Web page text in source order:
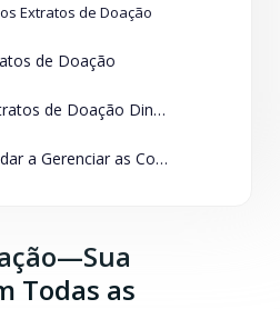
Extratos de Doação
de Doação
de Doação Dinâmicos?
Contribuições da Sua Congregação
Todas as